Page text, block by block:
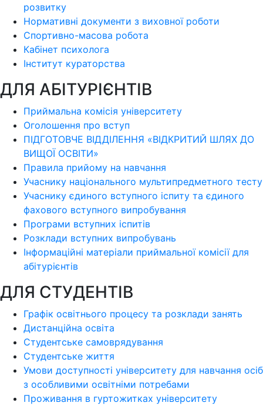
розвитку
Нормативні документи з виховної роботи
Спортивно-масова робота
Кабінет психолога
Інститут кураторства
ДЛЯ АБІТУРІЄНТІВ
Приймальна комісія університету
Оголошення про вступ
ПІДГОТОВЧЕ ВІДДІЛЕННЯ «ВІДКРИТИЙ ШЛЯХ ДО
ВИЩОЇ ОСВІТИ»
Правила прийому на навчання
Учаснику національного мультипредметного тесту
Учаснику єдиного вступного іспиту та єдиного
фахового вступного випробування
Програми вступних іспитів
Розклади вступних випробувань
Інформаційні матеріали приймальної комісії для
абітурієнтів
ДЛЯ СТУДЕНТІВ
Графік освітнього процесу та розклади занять
Дистанційна освіта
Студентське самоврядування
Студентське життя
Умови доступності університету для навчання осіб
з особливими освітніми потребами
Проживання в гуртожитках університету